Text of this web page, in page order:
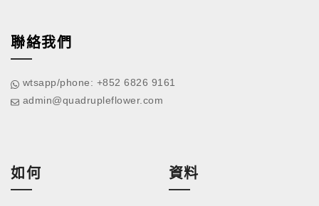
聯絡我們
wtsapp/phone: +852 6826 9161
admin@quadrupleflower.com
如何 資料